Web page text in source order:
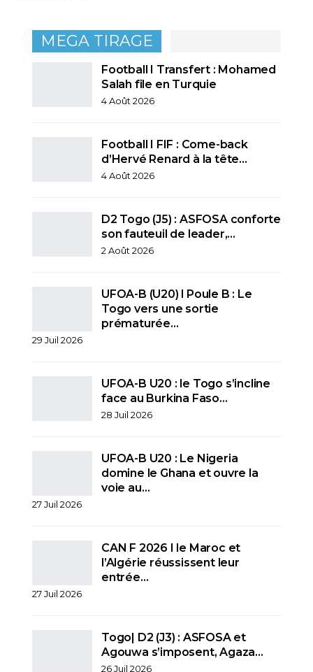
MEGA TIRAGE
Football I Transfert : Mohamed
Salah file en Turquie
4 Août 2026
Football I FIF : Come-back
d’Hervé Renard à la tête…
4 Août 2026
D2 Togo (J5) : ASFOSA conforte
son fauteuil de leader,…
2 Août 2026
UFOA-B (U20) l Poule B : Le
Togo vers une sortie
prématurée…
29 Juil 2026
UFOA-B U20 : le Togo s’incline
face au Burkina Faso…
28 Juil 2026
UFOA-B U20 : Le Nigeria
domine le Ghana et ouvre la
voie au…
27 Juil 2026
CAN F 2026 I le Maroc et
l’Algérie réussissent leur
entrée…
27 Juil 2026
Togo| D2 (J3) : ASFOSA et
Agouwa s’imposent, Agaza…
26 Juil 2026